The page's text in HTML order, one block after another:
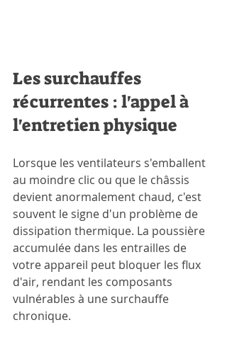
Les surchauffes
récurrentes : l'appel à
l'entretien physique
Lorsque les ventilateurs s'emballent
au moindre clic ou que le châssis
devient anormalement chaud, c'est
souvent le signe d'un problème de
dissipation thermique. La poussière
accumulée dans les entrailles de
votre appareil peut bloquer les flux
d'air, rendant les composants
vulnérables à une surchauffe
chronique.